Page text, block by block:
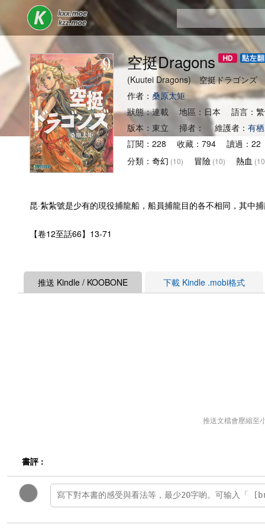
空挺Dragons
(Kuutei Dragons) 空挺ドラゴンズ
作者： 桑原太矩
狀態：連載 地區：日本 語言：
版本：東立 掃者： 維護者： 有
訂閱：228 收藏：794 讀過：
分類： 奇幻 (10) 冒險 (10) 熱血
昆·紮紮號是少有的現役捕龍船，船員捕龍目的各不相同，其
【卷12至話66】13-71
推送 Kindle / KOOBONE 下載 Kindle .mobi格式
推送文檔會壓縮至
書評 :